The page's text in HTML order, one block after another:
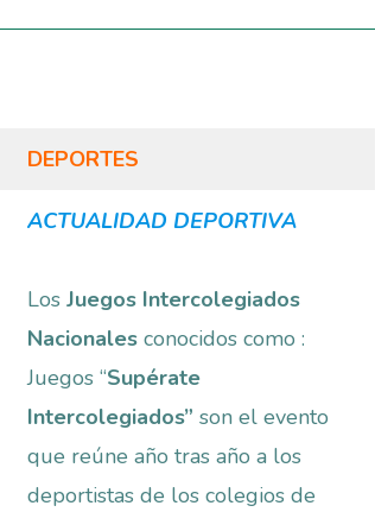
DEPORTES
ACTUALIDAD DEPORTIVA
LosJuegos Intercolegiados
Nacionalesconocidos como :
Juegos “Supérate
Intercolegiados”son el evento
que reúne año tras año a los
deportistas de los colegios de